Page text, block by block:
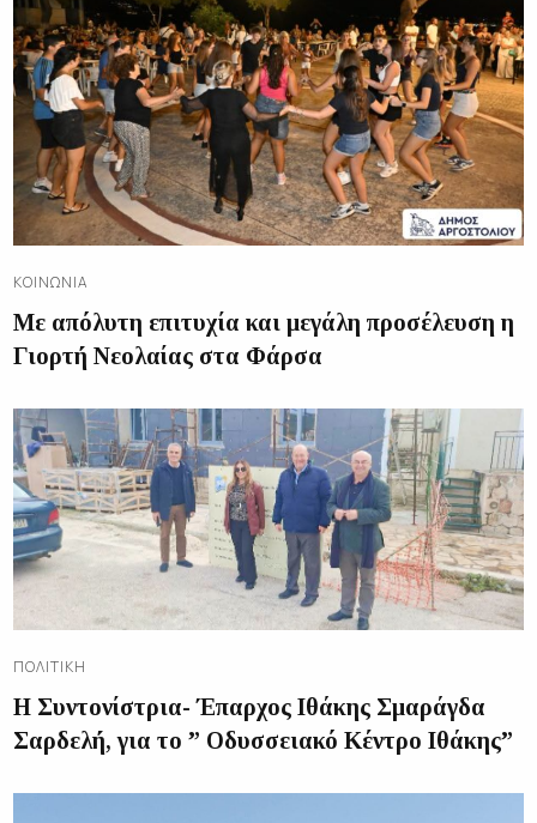
ΚΟΙΝΩΝΊΑ
Με απόλυτη επιτυχία και μεγάλη προσέλευση η
Γιορτή Νεολαίας στα Φάρσα
ΠΟΛΙΤΙΚΉ
Η Συντονίστρια- Έπαρχος Ιθάκης Σμαράγδα
Σαρδελή, για το ” Οδυσσειακό Κέντρο Ιθάκης”